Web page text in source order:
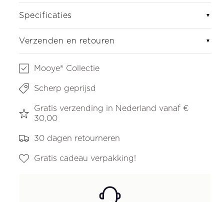
Specificaties ▼
Verzenden en retouren ▼
Mooye® Collectie
Scherp geprijsd
Gratis verzending in Nederland vanaf €
30,00
30 dagen retourneren
Gratis cadeau verpakking!